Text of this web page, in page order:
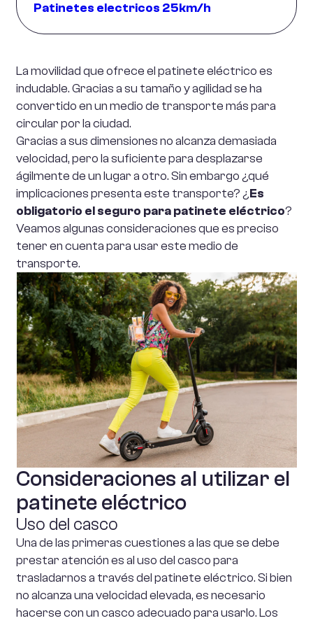
Patinetes electricos 25km/h
La movilidad que ofrece el patinete eléctrico es
indudable. Gracias a su tamaño y agilidad se ha
convertido en un medio de transporte más para
circular por la ciudad.
Gracias a sus dimensiones no alcanza demasiada
velocidad, pero la suficiente para desplazarse
ágilmente de un lugar a otro. Sin embargo ¿qué
implicaciones presenta este transporte? ¿Es
obligatorio el seguro para patinete eléctrico?
Veamos algunas consideraciones que es preciso
tener en cuenta para usar este medio de
transporte.
Consideraciones al utilizar el
patinete eléctrico
Uso del casco
Una de las primeras cuestiones a las que se debe
prestar atención es al uso del casco para
trasladarnos a través del patinete eléctrico. Si bien
no alcanza una velocidad elevada, es necesario
hacerse con un casco adecuado para usarlo. Los